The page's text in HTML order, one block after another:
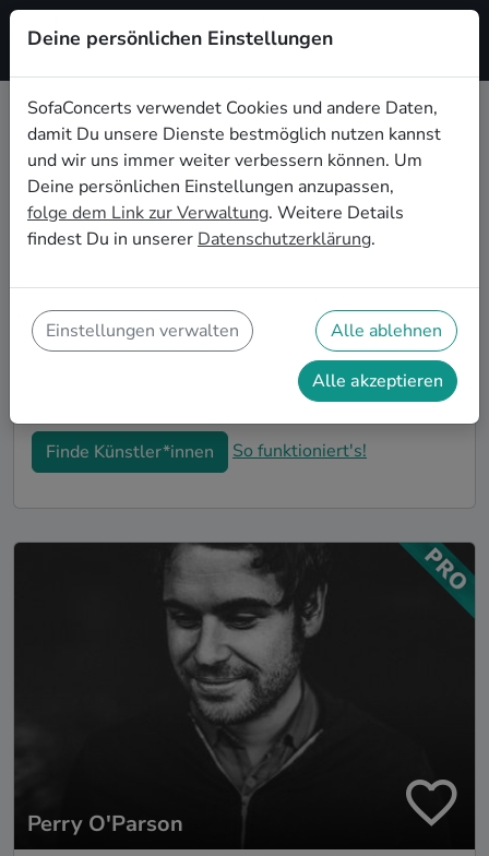
Registrieren
Alternative Hochzeitsbands
buchen in Saarbrücken
Du bist auf der Suche nach einer Alternative
Hochzeitsband in Saarbrücken für Deinen großen Tag?
findest Du eine Vielzahl an professionellen
Alternative Hochzeitsbands in Saarbrücken, die euer
Fest zu einem echten Highlight werden lassen. Buche
jetzt genau die richtige Live-Musik für eure
Finde Künstler*innen So funktioniert's!
Perry O'Parson
Deine persönlichen Einstellungen
SofaConcerts verwendet Cookies und andere Daten,
damit Du unsere Dienste bestmöglich nutzen kannst
und wir uns immer weiter verbessern können. Um
Deine persönlichen Einstellungen anzupassen,
folge dem Link zur Verwaltung. Weitere Details
findest Du in unserer Datenschutzerklärung.
Einstellungen verwalten Alle ablehnen
Alle akzeptieren